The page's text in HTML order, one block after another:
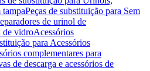
tampaPeças de substituição para Sem
de urinol de
de vidroAcessórios
para Acessórios
complementares para
de descarga e acessórios de